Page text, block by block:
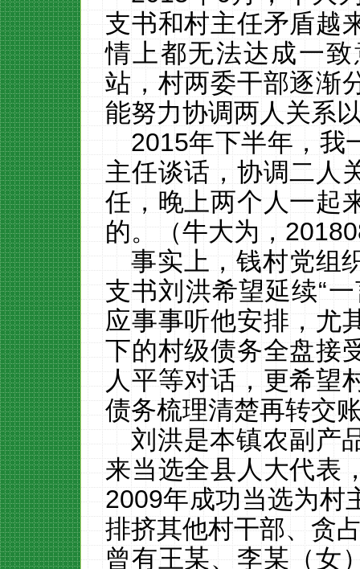
支书和村主任矛盾越
情上都无法达成一
站，村两委干部逐渐
能努力协调两人关系
2015年下半年，我
主任谈话，协调二人
任，晚上两个人一起
的。（牛大为，
事实上，钱村党组
支书刘洪希望延续“
应事事听他安排，尤
下的村级债务全盘接
人平等对话，更希望
债务梳理清楚再转交
刘洪是本镇农副产
来当选全县人大代表
2009年成功当选为村
排挤其他村干部、贪
曾有王某、李某（女